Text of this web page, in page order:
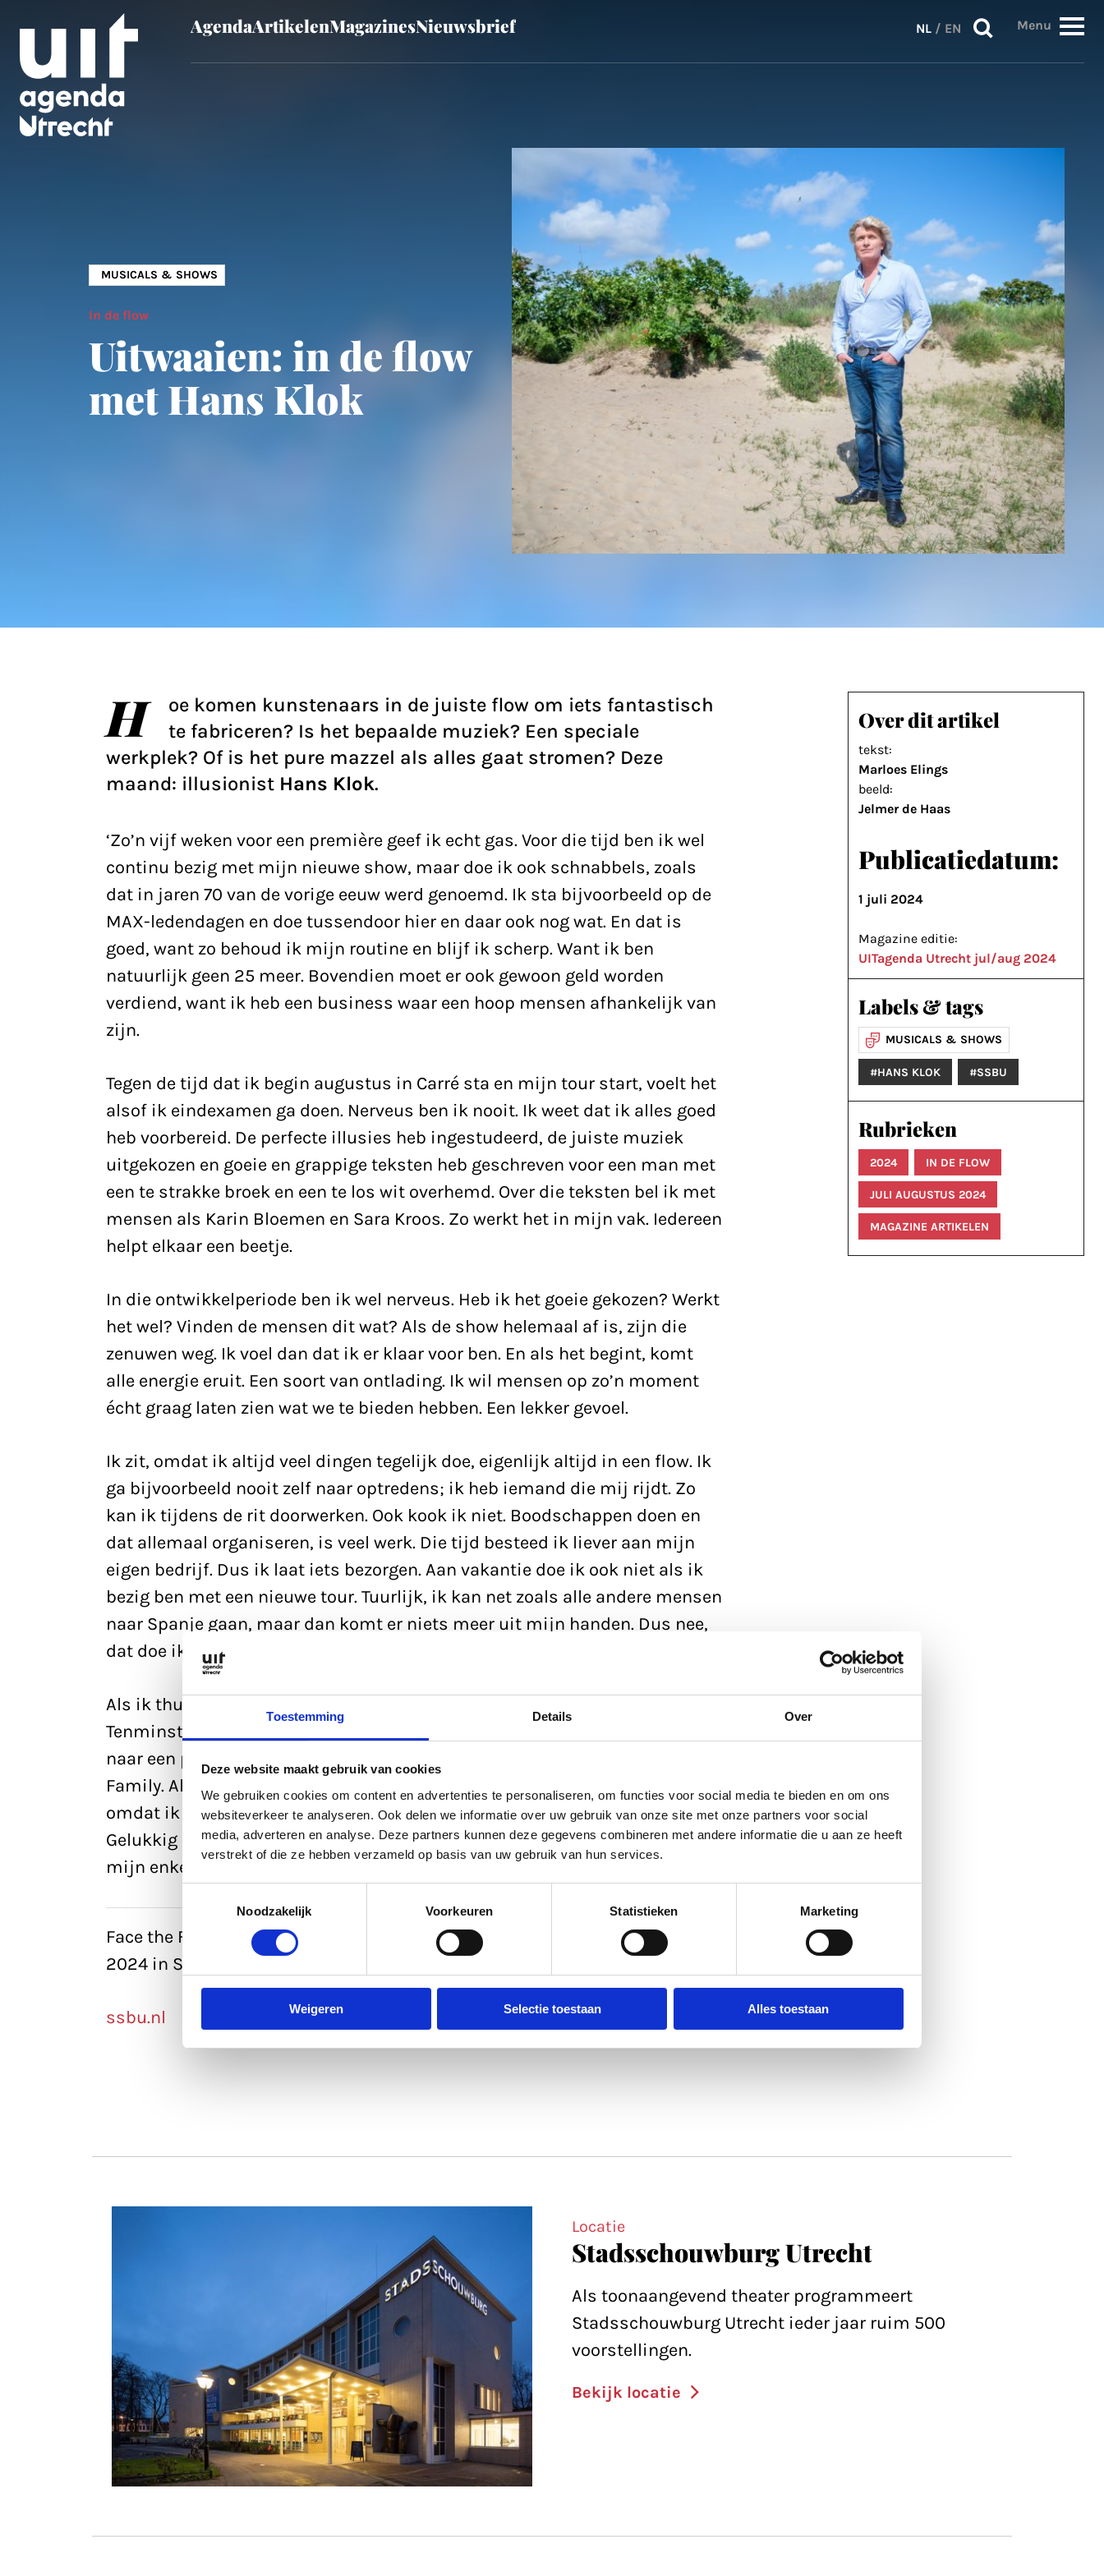
Toestemming Details Over
Deze website maakt gebruik van cookies
We gebruiken cookies om content en advertenties te personaliseren, om functies voor social media te bieden en om ons
websiteverkeer te analyseren. Ook delen we informatie over uw gebruik van onze site met onze partners voor social
media, adverteren en analyse. Deze partners kunnen deze gegevens combineren met andere informatie die u aan ze heeft
verstrekt of die ze hebben verzameld op basis van uw gebruik van hun services.
Noodzakelijk
Voorkeuren Statistieken Marketing
Weigeren Selectie toestaan Alles toestaan
Skip to main content AgendaArtikelenMagazinesNieuwsbrief NL / EN Menu
MUSICALS & SHOWS
In de flow
Uitwaaien: in de flow
met Hans Klok
H
oe komen kunstenaars in de juiste flow om iets fantastisch
te fabriceren? Is het bepaalde muziek? Een speciale
werkplek? Of is het pure mazzel als alles gaat stromen? Deze
maand: illusionist Hans Klok.
‘Zo’n vijf weken voor een première geef ik echt gas. Voor die tijd ben ik wel
continu bezig met mijn nieuwe show, maar doe ik ook schnabbels, zoals
dat in jaren 70 van de vorige eeuw werd genoemd. Ik sta bijvoorbeeld op de
MAX-ledendagen en doe tussendoor hier en daar ook nog wat. En dat is
goed, want zo behoud ik mijn routine en blijf ik scherp. Want ik ben
natuurlijk geen 25 meer. Bovendien moet er ook gewoon geld worden
verdiend, want ik heb een business waar een hoop mensen afhankelijk van
zijn.
Tegen de tijd dat ik begin augustus in Carré sta en mijn tour start, voelt het
alsof ik eindexamen ga doen. Nerveus ben ik nooit. Ik weet dat ik alles goed
heb voorbereid. De perfecte illusies heb ingestudeerd, de juiste muziek
uitgekozen en goeie en grappige teksten heb geschreven voor een man met
een te strakke broek en een te los wit overhemd. Over die teksten bel ik met
mensen als Karin Bloemen en Sara Kroos. Zo werkt het in mijn vak. Iedereen
helpt elkaar een beetje.
In die ontwikkelperiode ben ik wel nerveus. Heb ik het goeie gekozen? Werkt
het wel? Vinden de mensen dit wat? Als de show helemaal af is, zijn die
zenuwen weg. Ik voel dan dat ik er klaar voor ben. En als het begint, komt
alle energie eruit. Een soort van ontlading. Ik wil mensen op zo’n moment
écht graag laten zien wat we te bieden hebben. Een lekker gevoel.
Ik zit, omdat ik altijd veel dingen tegelijk doe, eigenlijk altijd in een flow. Ik
ga bijvoorbeeld nooit zelf naar optredens; ik heb iemand die mij rijdt. Zo
kan ik tijdens de rit doorwerken. Ook kook ik niet. Boodschappen doen en
dat allemaal organiseren, is veel werk. Die tijd besteed ik liever aan mijn
eigen bedrijf. Dus ik laat iets bezorgen. Aan vakantie doe ik ook niet als ik
bezig ben met een nieuwe tour. Tuurlijk, ik kan net zoals alle andere mensen
naar Spanje gaan, maar dan komt er niets meer uit mijn handen. Dus nee,
dat doe ik niet.
Als ik thuiskom van een optreden, eet ik wat en ga daarna lekker hardlopen.
Tenminste, als ik geen blessures heb. Ik luister tijdens het rennen graag
naar een podcast, of naar de discohits van Sisters Sledge en The Ritchie
Family. Als ik zo’n uurtje op de loopband ren, maak ik mijn hoofd leeg. En
omdat ik mij enkel focus op het rennen, kom ik in een ultieme flow.
Gelukkig heb ik dat ook met uitwaaien aan zee. Hét alternatief als ik door
mijn enkel ben gegaan. Of als mijn knie tegensputtert.’
Face the Future – Hans Klok stond op 30 & 31 augustus en 1 september
2024 in Stads­schouwburg Utrecht
ssbu.nl
Over dit artikel
tekst:
Marloes Elings
beeld:
Jelmer de Haas
Publicatiedatum:
1 juli 2024
Magazine editie:
UITagenda Utrecht jul/aug 2024
Labels & tags
MUSICALS & SHOWS
#HANS KLOK #SSBU
Rubrieken
2024 IN DE FLOW
JULI AUGUSTUS 2024
MAGAZINE ARTIKELEN
Locatie
Stadsschouwburg Utrecht
Als toonaangevend theater programmeert
Stadsschouwburg Utrecht ieder jaar ruim 500
voorstellingen.
Bekijk locatie